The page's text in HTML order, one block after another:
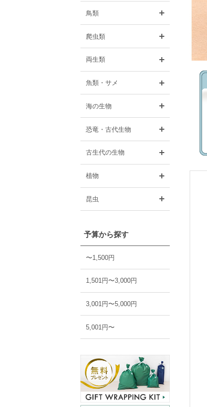
鳥類
爬虫類
両生類
魚類・サメ
海の生物
恐竜・古代生物
古生代の生物
植物
昆虫
予算から探す
〜1,500円
1,501円〜3,000円
3,001円〜5,000円
5,001円〜